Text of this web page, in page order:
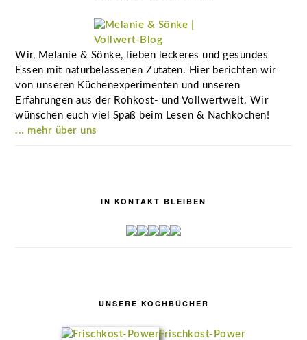
Wir, Melanie & Sönke, lieben leckeres und gesundes
Essen mit naturbelassenen Zutaten. Hier berichten wir
von unseren Küchenexperimenten und unseren
Erfahrungen aus der Rohkost- und Vollwertwelt. Wir
wünschen euch viel Spaß beim Lesen & Nachkochen!
... mehr über uns
IN KONTAKT BLEIBEN
UNSERE KOCHBÜCHER
Frischkost-Power